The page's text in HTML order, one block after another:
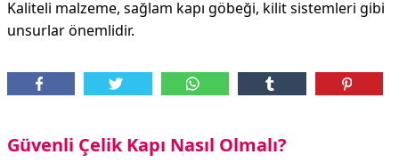
Kaliteli malzeme, sağlam kapı göbeği, kilit sistemleri gibi
unsurlar önemlidir.
Güvenli Çelik Kapı Nasıl Olmalı?